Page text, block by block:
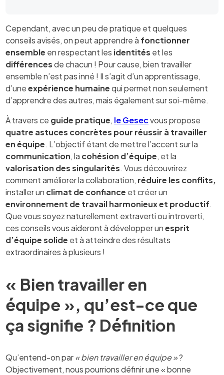
Cependant, avec un peu de pratique et quelques
conseils avisés, on peut apprendre à fonctionner
ensemble en respectant les identités et les
différencesde chacun ! Pour cause, bien travailler
ensemble n’est pas inné ! Il s’agit d’un apprentissage,
d’uneexpérience humainequi permet non seulement
d’apprendre des autres, mais également sur soi-même.
À travers ce guide pratique, le Gesecvous propose
quatre astuces concrètes pour réussir à travailler
en équipe. L’objectif étant de mettre l’accent sur la
communication, la cohésion d’équipe, et la
valorisation des singularités. Vous découvrirez
comment améliorer la collaboration, réduire les conflits,
installer un climat de confiance et créer un
environnement de travail harmonieux et productif.
Que vous soyez naturellement extraverti ou introverti,
ces conseils vous aideront à développer unesprit
d’équipe solide et à atteindre des résultats
extraordinaires à plusieurs !
« Bien travailler en
équipe », qu’est-ce que
ça signifie ? Définition
Qu’entend-on par« bien travailler en équipe »?
Objectivement, nous pourrions définir une « bonne